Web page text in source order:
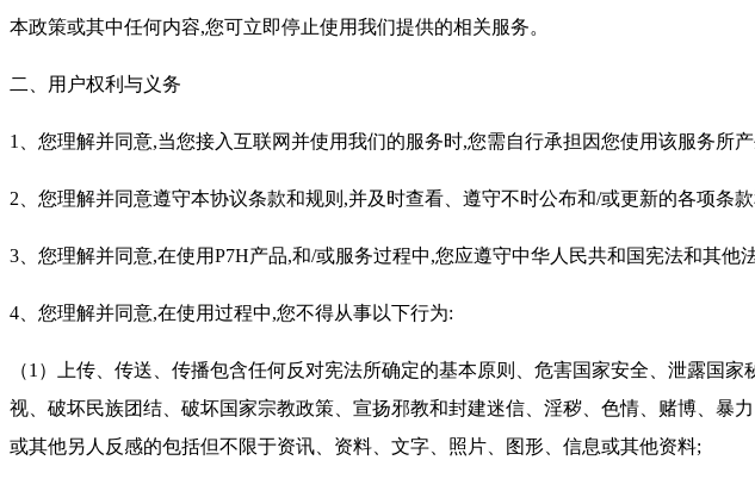
本政策或其中任何内容,您可立即停止使用我们提供的相关服务。
二、用户权利与义务
1、您理解并同意,当您接入互联网并使用我们的服务时,您需自行承担因您使用该服务所
2、您理解并同意遵守本协议条款和规则,并及时查看、遵守不时公布和/或更新的各项条款
3、您理解并同意,在使用P7H产品,和/或服务过程中,您应遵守中华人民共和国宪法和其他
4、您理解并同意,在使用过程中,您不得从事以下行为:
（1）上传、传送、传播包含任何反对宪法所确定的基本原则、危害国家安全、泄露国
视、破坏民族团结、破坏国家宗教政策、宣扬邪教和封建迷信、淫秽、色情、赌博、暴
或其他另人反感的包括但不限于资讯、资料、文字、照片、图形、信息或其他资料;